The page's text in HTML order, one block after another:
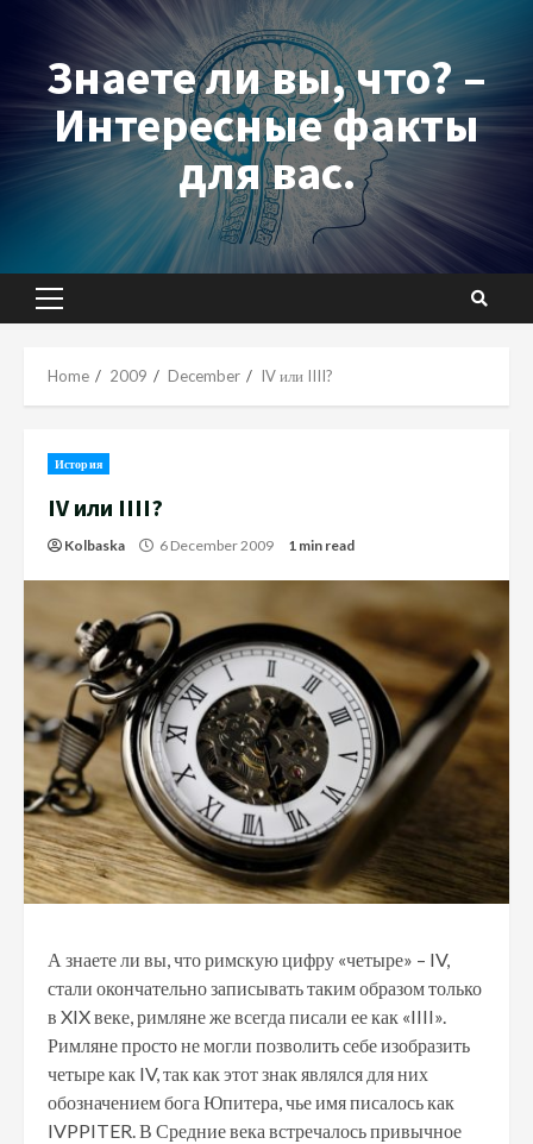
contentЗнаете ли вы, что? –
Интересные факты
для вас.
Primary
Home 2009 December IV или IIII?
История
IV или IIII?
Kolbaska 6 December 2009 1 min read
А знаете ли вы, что римскую цифру «четыре» – IV,
стали окончательно записывать таким образом только
в XIX веке, римляне же всегда писали ее как «IIII».
Римляне просто не могли позволить себе изобразить
четыре как IV, так как этот знак являлся для них
обозначением бога Юпитера, чье имя писалось как
IVPPITER. В Средние века встречалось привычное